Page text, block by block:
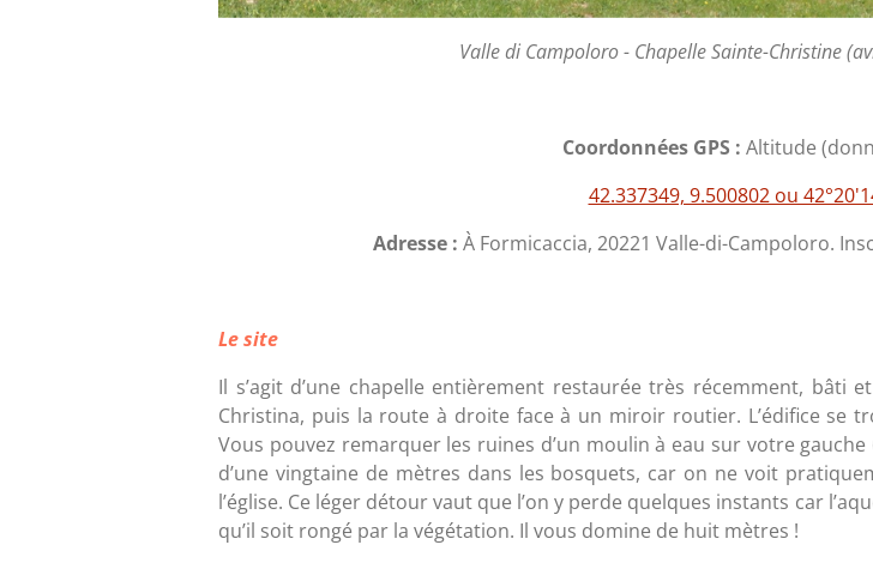
Valle di Campoloro - Chapelle Sainte-Christine
Coordonnées GPS : Altitude
42.337349, 9.500802 ou
Adresse : À Formicaccia, 20221 Valle-di-Campoloro.
Le site
Il s’agit d’une chapelle entièrement restaurée très récemment, bâti
Christina, puis la route à droite face à un miroir routier. L’édifice se
Vous pouvez remarquer les ruines d’un moulin à eau sur votre
d’une vingtaine de mètres dans les bosquets, car on ne voit
l’église. Ce léger détour vaut que l’on y perde quelques instants car
qu’il soit rongé par la végétation. Il vous domine de huit mètres !